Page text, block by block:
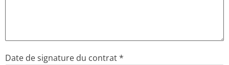
Date de signature du contrat*